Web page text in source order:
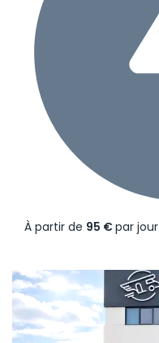
À partir de 95 €par jour